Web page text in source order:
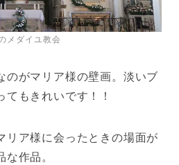
メダイユ教会
のがマリア様の壁画。淡いブ
もきれいです！！
リア様に会ったときの場面が
作品。